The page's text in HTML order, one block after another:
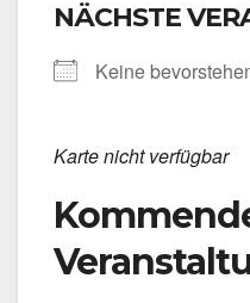
NÄCHSTE
Kei­ne
Kar­te nicht ver­füg­bar